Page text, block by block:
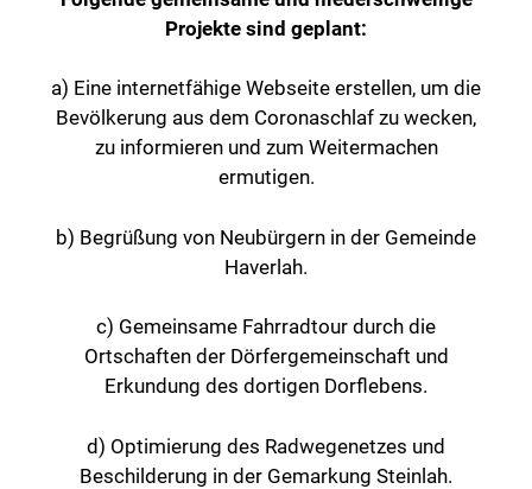
Projekte sind geplant:
a) Eine internetfähige Webseite erstellen, um die
Bevölkerung aus dem Coronaschlaf zu wecken,
zu informieren und zum Weitermachen
ermutigen.
b) Begrüßung von Neubürgern in der Gemeinde
Haverlah.
c) Gemeinsame Fahrradtour durch die
Ortschaften der Dörfergemeinschaft und
Erkundung des dortigen Dorflebens.
d) Optimierung des Radwegenetzes und
Beschilderung in der Gemarkung Steinlah.